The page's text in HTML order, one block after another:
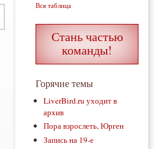
Вся таблица
Стань частью
команды!
Горячие темы
LiverBird.ru уходит в
архив
Пора взрослеть, Юрген
Запись на 19-е